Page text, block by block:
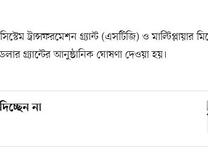
ট্রান্সফরমেশন গ্র্যান্ট (এসটিজি) ও মাল্টিপ্লায়ার
গ্র্যান্টের আনুষ্ঠানিক ঘোষণা দেওয়া হয়।
না